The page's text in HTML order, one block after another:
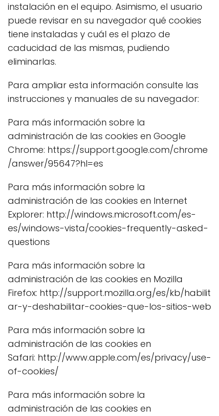
instalación en el equipo. Asimismo, el usuario
puede revisar en su navegador qué cookies
tiene instaladas y cuál es el plazo de
caducidad de las mismas, pudiendo
eliminarlas.
Para ampliar esta información consulte las
instrucciones y manuales de su navegador:
Para más información sobre la
administración de las cookies en Google
Chrome: https://support.google.com/chrome
/answer/95647?hl=es
Para más información sobre la
administración de las cookies en Internet
Explorer: http://windows.microsoft.com/es-
es/windows-vista/cookies-frequently-asked-
questions
Para más información sobre la
administración de las cookies en Mozilla
Firefox: http://support.mozilla.org/es/kb/habilit
ar-y-deshabilitar-cookies-que-los-sitios-web
Para más información sobre la
administración de las cookies en
Safari: http://www.apple.com/es/privacy/use-
of-cookies/
Para más información sobre la
administración de las cookies en